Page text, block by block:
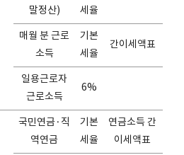
말정산)
세율
매월 분 근로
소득
기본
세율
간이세액표
일용근로자
근로소득
6%
국민연금·직
역연금
기본
세율
연금소득 간
이세액표